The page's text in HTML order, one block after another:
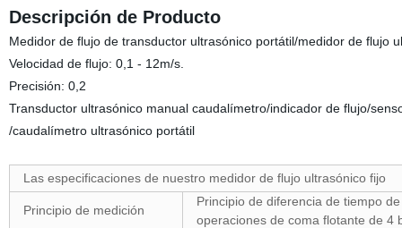
Descripción de Producto
Medidor de flujo de transductor ultrasónico portátil/medidor de flujo
Velocidad de flujo: 0,1 - 12m/s.
Precisión: 0,2
Transductor ultrasónico manual caudalímetro/indicador de flujo/
/caudalímetro ultrasónico portátil
Las especificaciones de nuestro medidor de flujo ultrasónico fijo
Principio de medición
Principio de diferencia de tiempo
operaciones de coma flotante de 4